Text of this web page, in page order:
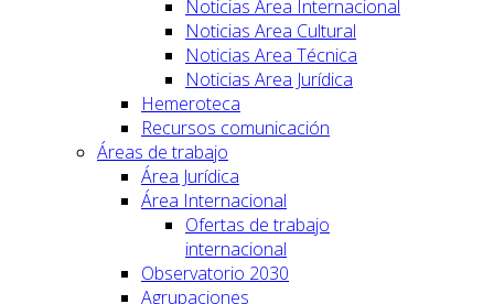
Noticias Area Internacional
Noticias Area Cultural
Noticias Area Técnica
Noticias Area Jurídica
Hemeroteca
Recursos comunicación
Áreas de trabajo
Área Jurídica
Área Internacional
Ofertas de trabajo
internacional
Observatorio 2030
Agrupaciones